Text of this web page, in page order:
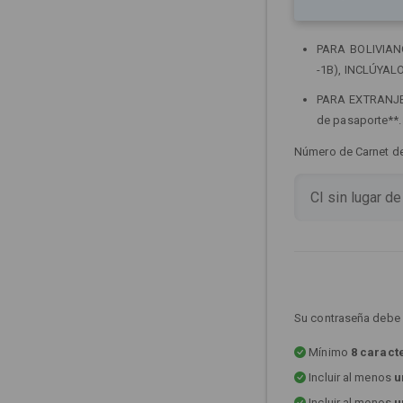
PARA
-1B),
PARA
de pasaporte**.
Número de Carnet
Su contraseña
Mínimo 8
Incluir al menos